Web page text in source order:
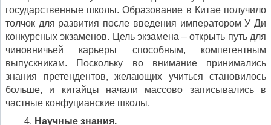
государственные школы. Образование в Китае получило
толчок для развития после введения императором У Ди
конкурсных экзаменов. Цель экзамена – открыть путь для
чиновничьей карьеры способным, компетентным
выпускникам. Поскольку во внимание принимались
знания претендентов, желающих учиться становилось
больше, и китайцы начали массово записывались в
частные конфуцианские школы.
Научные знания.